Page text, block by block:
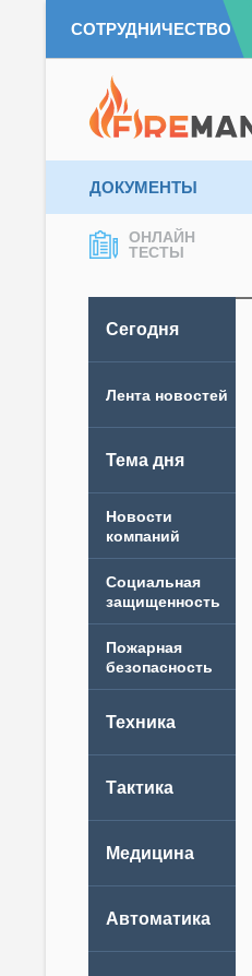
СОТРУДНИЧЕСТВО
ДОКУМЕНТЫ
ОНЛАЙН
ТЕСТЫ
Сегодня
Лента новостей
Тема дня
Новости
компаний